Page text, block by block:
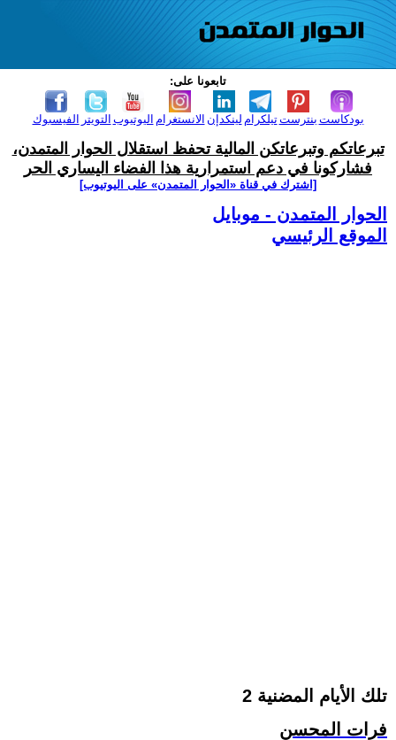
تابعونا على:
الفيسبوك التويتر اليوتيوب الانستغرام لينكدإن تيلكرامبنترست بودكاست
تبرعاتكم وتبرعاتكن المالية تحفظ استقلال الحوار المتمدن،
فشاركونا في دعم استمرارية هذا الفضاء اليساري الحر
[اشترك في قناة ‫«الحوار المتمدن» على اليوتيوب]
الحوار المتمدن - موبايل
الموقع الرئيسي
تلك الأيام المضنية 2
فرات المحسن